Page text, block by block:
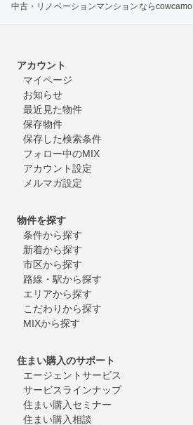
中古・リノベーションマンションならcowcamo
アカウント
マイページ
お知らせ
最近見た物件
保存物件
保存した検索条件
フォロー中のMIX
アカウント設定
メルマガ設定
物件を探す
条件から探す
新着から探す
市区から探す
路線・駅から探す
エリアから探す
こだわりから探す
MIXから探す
住まい購入のサポート
エージェントサービス
サービスラインナップ
住まい購入セミナー
住まい購入相談